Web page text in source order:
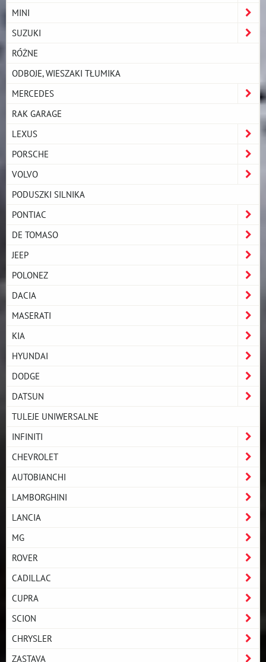
MINI
SUZUKI
RÓŻNE
ODBOJE, WIESZAKI TŁUMIKA
MERCEDES
RAK GARAGE
LEXUS
PORSCHE
VOLVO
PODUSZKI SILNIKA
PONTIAC
DE TOMASO
JEEP
POLONEZ
DACIA
MASERATI
KIA
HYUNDAI
DODGE
DATSUN
TULEJE UNIWERSALNE
INFINITI
CHEVROLET
AUTOBIANCHI
LAMBORGHINI
LANCIA
MG
ROVER
CADILLAC
CUPRA
SCION
CHRYSLER
ZASTAVA